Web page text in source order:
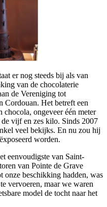
er nog steeds bij als van
van de chocolaterie
de Vereniging tot
Cordouan. Het betreft een
chocola, ongeveer één meter
vijf en zes kilo. Sinds 2007
veel bekijks. En nu zou hij
worden.
eenvoudigste van Saint-
van Pointe de Grave
onze beschikking hadden, was
vervoeren, maar we waren
model de tocht naar het